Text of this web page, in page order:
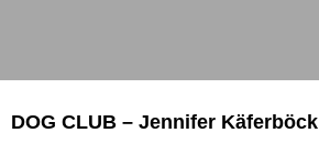
DOG CLUB – Jennifer Käferböck